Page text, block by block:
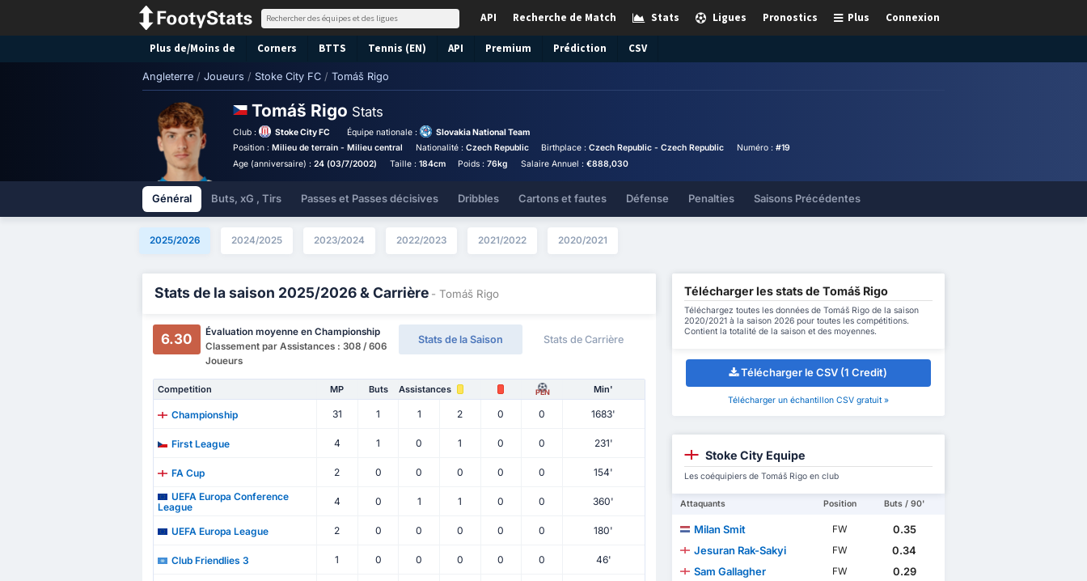
Connexion
Plus
Pronostics
Ligues
Stats
Recherche de Match
API
Plus de/Moins de Corners BTTS Tennis (EN) API Premium Prédiction CSV
Angleterre / Joueurs / Stoke City FC / Tomáš Rigo
Tomáš Rigo Stats
Club : Stoke City FC Équipe nationale :
Slovakia National Team
Position :Milieu de terrain - Milieu central Nationalité : Czech Republic Birthplace :Czech Republic - Czech Republic Numéro : #19
Age (anniversaire) :24 (03/7/2002) Taille : 184cm Poids :76kg Salaire Annuel : €888,030
Général Buts, xG , Tirs Passes et Passes décisives Dribbles Cartons et fautes Défense Penalties Saisons Précédentes
2025/2026 2024/2025 2023/2024 2022/2023 2021/2022 2020/2021
Stats de la saison 2025/2026 & Carrière - Tomáš Rigo
6.30
Évaluation moyenne en Championship
Classement par Assistances : 308 / 606
Joueurs
Stats de la Saison Stats de Carrière
Competition MP Buts Assistances PEN Min'
Championship 31 1 1 2 0 0 1683'
First League 4 1 0 1 0 0 231'
FA Cup 2 0 0 0 0 0
154'
UEFA Europa Conference
League
4 0 1 1 0 0 360'
UEFA Europa League 2 0 0 0 0 0 180'
Club Friendlies 3 1 0 0 0 0 0 46'
Télécharger les stats de Tomáš Rigo
Téléchargez toutes les données de Tomáš Rigo de la saison
2020/2021 à la saison 2026 pour toutes les compétitions.
Contient la totalité de la saison et des moyennes.
Télécharger le CSV (1 Credit)
Télécharger un échantillon CSV gratuit »
Stoke City Equipe
Les coéquipiers de Tomáš Rigo en club
Attaquants Position Buts / 90'
Milan Smit FW
0.35
Jesuran Rak-Sakyi
FW
0.34
Sam Gallagher
FW
0.29